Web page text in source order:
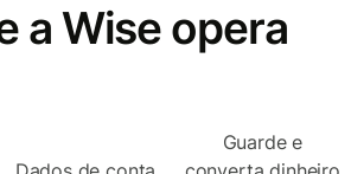
a Wise opera
Guarde e